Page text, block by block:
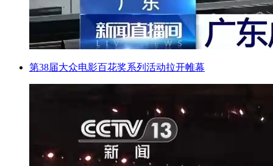
第38届大众电影百花奖系列活动拉开帷幕